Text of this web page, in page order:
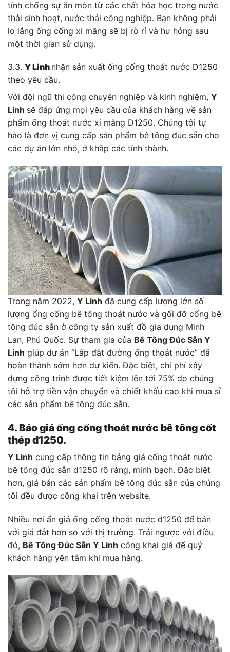
tính chống sự ăn mòn từ các chất hóa học trong nước
thải sinh hoạt, nước thải công nghiệp. Bạn không phải
lo lắng ống cống xi măng sẽ bị rò rỉ và hư hỏng sau
một thời gian sử dụng.
3.3. Y Linh nhận sản xuất ống cống thoát nước D1250
theo yêu cầu.
Với đội ngũ thi công chuyên nghiệp và kinh nghiệm, Y
Linh sẽ đáp ứng mọi yêu cầu của khách hàng về sản
phẩm ống thoát nước xi măng D1250. Chúng tôi tự
hào là đơn vị cung cấp sản phẩm bê tông đúc sẵn cho
các dự án lớn nhỏ, ở khắp các tỉnh thành.
Trong năm 2022, Y Linh đã cung cấp lượng lớn số
lượng ống cống bê tông thoát nước và gối đỡ cống bê
tông đúc sẵn ở công ty sản xuất đồ gia dụng Minh
Lan, Phú Quốc. Sự tham gia của Bê Tông Đúc Sẵn Y
Linh giúp dự án “Lắp đặt đường ống thoát nước” đã
hoàn thành sớm hơn dự kiến. Đặc biệt, chi phí xây
dựng công trình được tiết kiệm lên tới 75% do chúng
tôi hỗ trợ tiền vận chuyển và chiết khấu cao khi mua sỉ
các sản phẩm bê tông đúc sẵn.
4. Báo giá ống cống thoát nước bê tông cốt
thép d1250.
Y Linh cung cấp thông tin bảng giá cống thoát nước
bê tông đúc sẵn d1250 rõ ràng, minh bạch. Đặc biệt
hơn, giá bán các sản phẩm bê tông đúc sẵn của chúng
tôi đều được công khai trên website.
Nhiều nơi ẩn giá ống cống thoát nước d1250 để bán
với giá đắt hơn so với thị trường. Trái ngược với điều
đó, Bê Tông Đúc Sẵn Y Linh công khai giá để quý
khách hàng yên tâm khi mua hàng.